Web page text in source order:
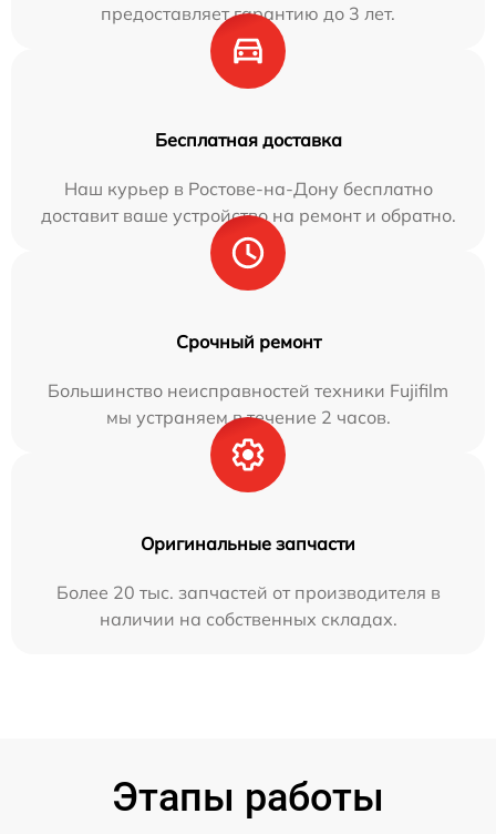
предоставляет гарантию до 3 лет.
Бесплатная доставка
Наш курьер в Ростове-на-Дону бесплатно
доставит ваше устройство на ремонт и обратно.
Срочный ремонт
Большинство неисправностей техники Fujifilm
мы устраняем в течение 2 часов.
Оригинальные запчасти
Более 20 тыс. запчастей от производителя в
наличии на собственных складах.
Этапы работы